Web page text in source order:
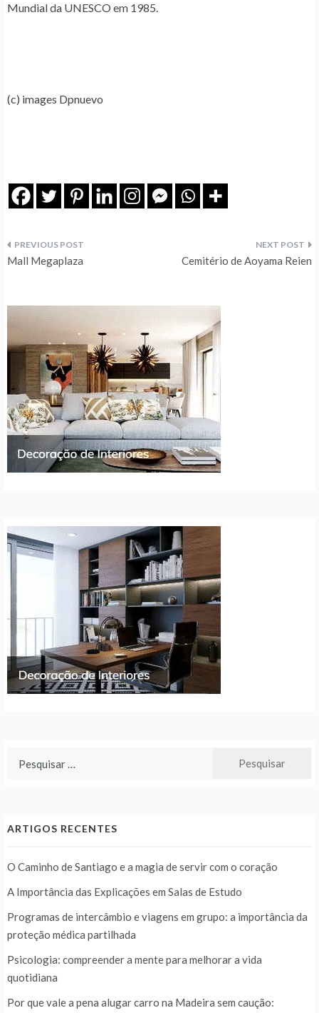
Mundial da UNESCO em 1985.
(c) images Dpnuevo
Navegação
artigos
Mall Megaplaza Cemitério de Aoyama Reien
ARTIGOS RECENTES
O Caminho de Santiago e a magia de servir com o coração
A Importância das Explicações em Salas de Estudo
Programas de intercâmbio e viagens em grupo: a importância da
proteção médica partilhada
Psicologia: compreender a mente para melhorar a vida
quotidiana
Por que vale a pena alugar carro na Madeira sem caução: